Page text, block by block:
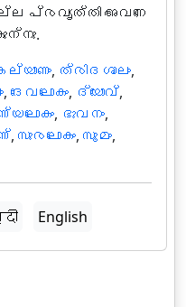
പ്രവൃത്തി അവനെ
, ത്രിദശാലം,
, ദേവലോകം, ദ്യോവ്‌,
, ഭുവനം,
, സുരലോകം, സൂമം,
English